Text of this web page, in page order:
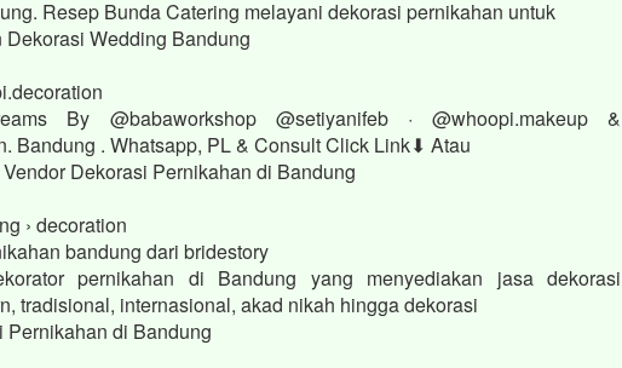
Resep Bunda Catering melayani dekorasi pernikahan untuk
Wedding Bandung
By @babaworkshop @setiyanifeb · @whoopi.makeup &
Bandung . Whatsapp, PL & Consult Click Link⬇ Atau
Dekorasi Pernikahan di Bandung
› decoration
bandung dari bridestory
pernikahan di Bandung yang menyediakan jasa dekorasi
tradisional, internasional, akad nikah hingga dekorasi
Pernikahan di Bandung